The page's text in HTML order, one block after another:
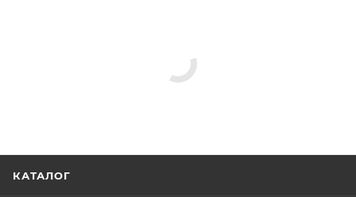
Мыльницы
Дозаторы для кухонной мойки
Да